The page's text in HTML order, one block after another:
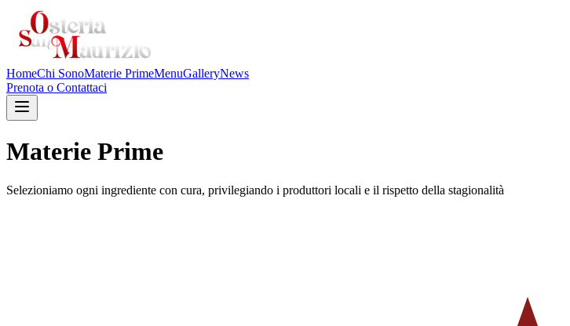
HomeChi SonoMaterie PrimeMenuGalleryNews
Prenota o Contattaci
Materie Prime
Selezioniamo ogni ingrediente con cura, privilegiando i produttori locali e il rispetto della stagionalità